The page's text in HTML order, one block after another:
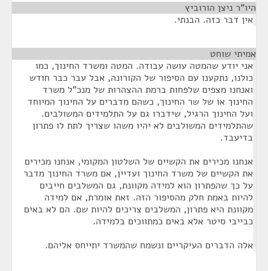
היו"ר ניצן הורוביץ
אין דבר כזה. הבנתי.
אמיתי שוחט
אני יודע שהמטה עושה עבודה. המטה ומשרד החינוך, כמו
כולנו, נתקענו עם הסיפור של הקורונה, אבל עבר כבר חודש
ואנחנו מצפים שלפחות ברמת ההצהרות של מנכ"ל משרד
החינוך או של שר החינוך, כשהם מדברים על החינוך המיוחד
ועל החינוך הרגיל, שידברו גם על התלמידים המשולבים.
שהתלמידים המשולבים לא יהיו משהו שצריך לתת לו פתרון
בדיעבד.
אנחנו מכירים את הקשיים של השלטון המקומי, אנחנו מכירים
את הקשיים של משרד החינוך ועדיין, אם משרד החינוך מדבר
על כך שהפתרון הוא למידה מקוונת, גם המשלבים חייבים
להיות באמת חלק מהסיפור הזה. זאת אומרת, אם למידה
מקוונת היא פתרון, המשלבים צריכים להיות שם. הם לא באים
כבייבי סיטר אלא באים כמתווכים בלמידה.
אלה הדברים העיקריים ונשמח שהמשרד יתייחס אליהם.